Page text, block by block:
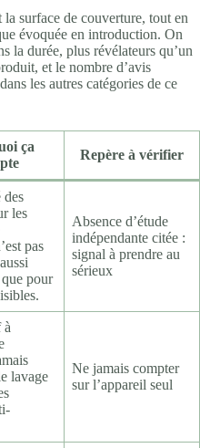
surface de couverture, tout en
évoquée en introduction. On
la durée, plus révélateurs qu’un
et le nombre d’avis
les autres catégories de ce
ça
Repère à vérifier
des
les
pas
pour
Absence d’étude
indépendante citée :
signal à prendre au
sérieux
à
lavage
Ne jamais compter
sur l’appareil seul